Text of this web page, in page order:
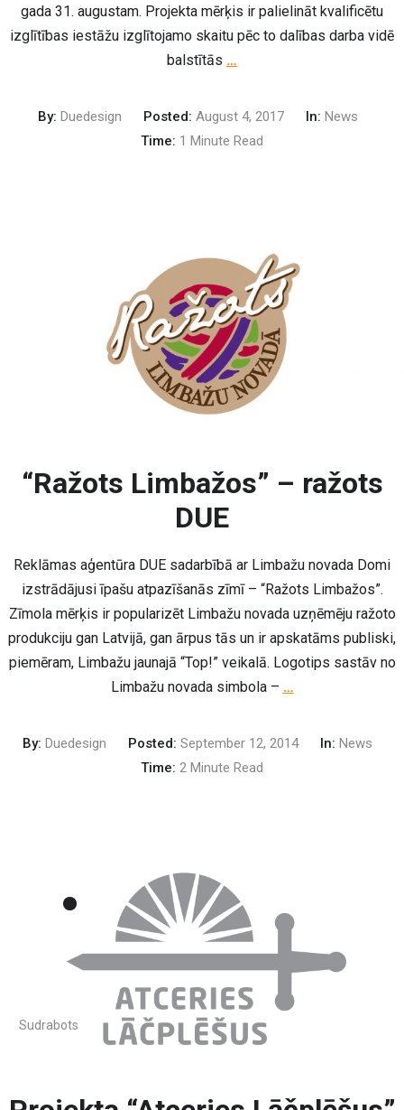
gada 31. augustam. Projekta mērķis ir palielināt kvalificētu
izglītības iestāžu izglītojamo skaitu pēc to dalības darba vidē
balstītās …
By: Duedesign Posted: August 4, 2017 In: News
Time: 1 Minute Read
“Ražots Limbažos” – ražots
DUE
Reklāmas aģentūra DUE sadarbībā ar Limbažu novada Domi
izstrādājusi īpašu atpazīšanās zīmī – “Ražots Limbažos”.
Zīmola mērķis ir popularizēt Limbažu novada uzņēmēju ražoto
produkciju gan Latvijā, gan ārpus tās un ir apskatāms publiski,
piemēram, Limbažu jaunajā “Top!” veikalā. Logotips sastāv no
Limbažu novada simbola – …
By: Duedesign Posted: September 12, 2014 In: News
Time: 2 Minute Read
Sudrabots